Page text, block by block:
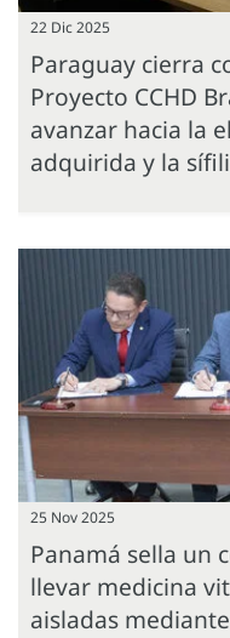
22 Dic 2025
Paraguay cierra
Proyecto CCHD
avanzar hacia la
adquirida y la
25 Nov 2025
Panamá sella un
llevar medicina
aisladas